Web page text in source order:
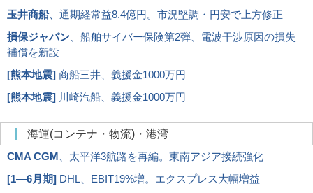
玉井商船、通期経常益8.4億円。市況堅調・円安で上方修正
損保ジャパン 、船舶サイバー保険第2弾、電波干渉原因の損失
補償を新設
[熊本地震] 商船三井、義援金1000万円
[熊本地震] 川崎汽船、義援金1000万円
海運(コンテナ・物流)・港湾
CMA CGM 、太平洋3航路を再編。東南アジア接続強化
[1―6月期] DHL、EBIT19%増。エクスプレス大幅増益